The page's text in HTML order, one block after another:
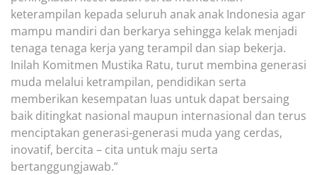
keterampilan kepada seluruh anak anak Indonesia agar
mampu mandiri dan berkarya sehingga kelak menjadi
tenaga tenaga kerja yang terampil dan siap bekerja.
Inilah Komitmen Mustika Ratu, turut membina generasi
muda melalui ketrampilan, pendidikan serta
memberikan kesempatan luas untuk dapat bersaing
baik ditingkat nasional maupun internasional dan terus
menciptakan generasi-generasi muda yang cerdas,
inovatif, bercita – cita untuk maju serta
bertanggungjawab.”